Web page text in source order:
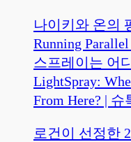
나이키와 온의
Running
스프레이는 어
LightSpray:
From Here? | 슈
로건이 선정한